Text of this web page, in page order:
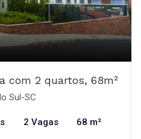
com 2 quartos, 68m²
Sul-SC
2 Vagas 68 m²